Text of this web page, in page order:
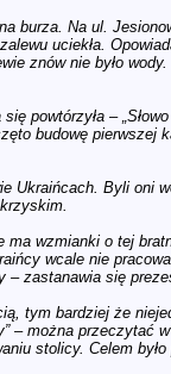
burza. Na ul.
uciekła.
znów nie było wody.
powtórzyła –
budowę pierwszej
Ukraińcach. Byli oni
wzmianki o tej
wcale nie
– zastanawia się
tym bardziej że
– można przeczytać
stolicy. Celem